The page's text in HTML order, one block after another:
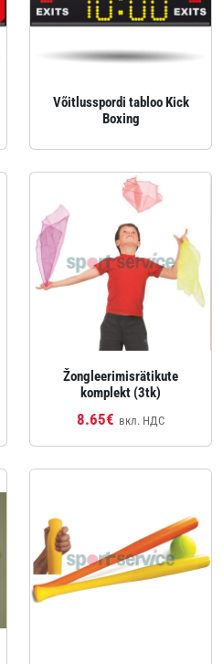
Võitlusspordi tabloo Kick
Boxing
Žongleerimisrätikute
komplekt (3tk)
8.65€ вкл. НДС